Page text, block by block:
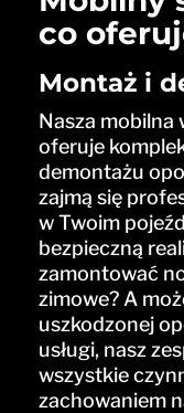
co
Montaż i
Nasza mobilna
oferuje
demontażu
zajmą się
w Twoim
bezpieczną
zamontować
zimowe? A
uszkodzonej
usługi, nasz
wszystkie
zachowaniem